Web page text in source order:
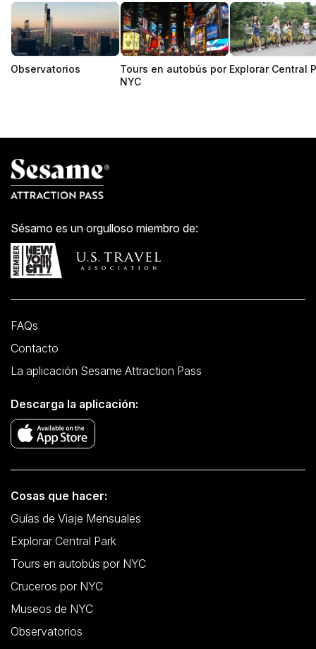
Observatorios
Tours en autobús por
NYC
Explorar Central
Sésamo es un orgulloso miembro de:
FAQs
Contacto
La aplicación Sesame Attraction Pass
Descarga la aplicación:
Cosas que hacer:
Guías de Viaje Mensuales
Explorar Central Park
Tours en autobús por NYC
Cruceros por NYC
Museos de NYC
Observatorios